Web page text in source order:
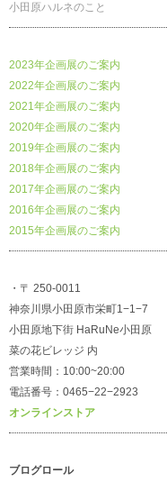
小田原ハルネのこと
2023年企画展のご案内
2022年企画展のご案内
2021年企画展のご案内
2020年企画展のご案内
2019年企画展のご案内
2018年企画展のご案内
2017年企画展のご案内
2016年企画展のご案内
2015年企画展のご案内
・〒 250-0011
神奈川県小田原市栄町1−1−7
小田原地下街 HaRuNe小田原
菜の花ビレッジ 内
営業時間：10:00~20:00
電話番号：0465−22−2923
オンラインストア
ブログロール